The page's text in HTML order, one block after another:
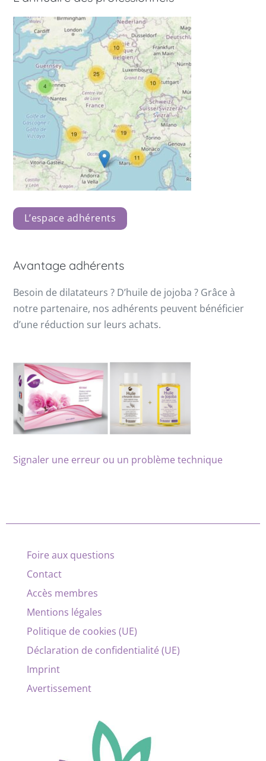
L’espace adhérents
Avantage adhérents
Besoin de dilatateurs ? D’huile de jojoba ? Grâce à
notre partenaire, nos adhérents peuvent bénéficier
d’une réduction sur leurs achats.
Signaler une erreur ou un problème technique
Foire aux questions
Contact
Accès membres
Mentions légales
Politique de cookies (UE)
Déclaration de confidentialité (UE)
Imprint
Avertissement